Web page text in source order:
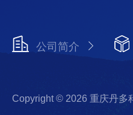
公司简介
Copyright © 2026 重庆丹多